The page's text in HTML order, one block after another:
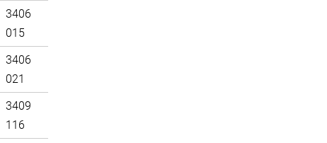
3406
015
3406
021
3409
116